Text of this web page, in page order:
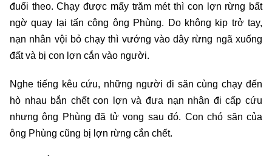
đuổi theo. Chạy được mấy trăm mét thì con lợn rừng bất
ngờ quay lại tấn công ông Phùng. Do không kịp trở tay,
nạn nhân vội bỏ chạy thì vướng vào dây rừng ngã xuống
đất và bị con lợn cắn vào người.
Nghe tiếng kêu cứu, những người đi săn cùng chạy đến
hò nhau bắn chết con lợn và đưa nạn nhân đi cấp cứu
nhưng ông Phùng đã tử vong sau đó. Con chó săn của
ông Phùng cũng bị lợn rừng cắn chết.